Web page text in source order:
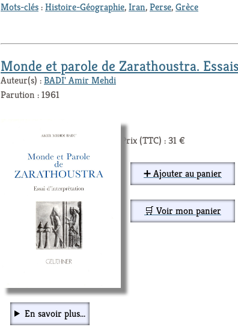
Mots-clés:Histoire-Géographie,Iran,Perse,Grèce
Monde et parole de Zarathoustra.
Auteur(s) :BADI' Amir Mehdi
Parution : 1961
Prix (TTC) : 31 €
➕ Ajouter au panier
🛒 Voir mon panier
En savoir plus...